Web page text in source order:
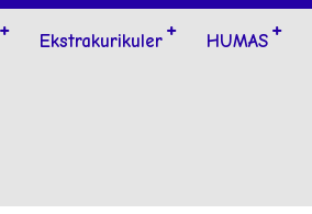
Ekstrakurikuler HUMAS